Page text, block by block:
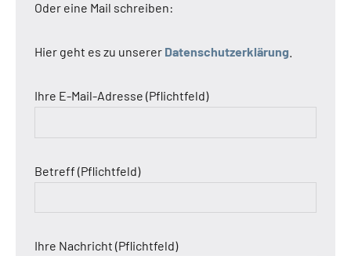
Oder eine Mail schreiben:
Hier geht es zu unserer Datenschutzerklärung
Ihre E-Mail-Adresse (Pflichtfeld)
Betreff (Pflichtfeld)
Ihre Nachricht (Pflichtfeld)